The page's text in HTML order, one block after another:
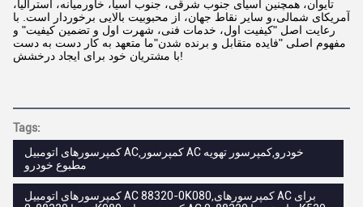
تایوان، همچنین آسیای جنوب شرقی، جنوب آسیا، خاورمیانه، استرالیا،
آمریکای شمالی،و سایر نقاط جهان، از محبوبیت بالایی برخوردار است. با
رعایت اصل "کیفیت اول، خدمات فنی، شهرت اول و تضمین کیفیت" و
مفهوم اصلی "فایده متقابل و برنده شدن"ما متعهد به کار دست به دست
با مشتریان خود برای ایجاد درخشش!
Tags:
کمپرسورهای اتومبیل AC,کمپرسور AC خودرو,کمپرسور تهویه
مطبوع خودرو
کمپرسورهای اتومبیل AC 88320-0K080,کمپرسورهای AC برای